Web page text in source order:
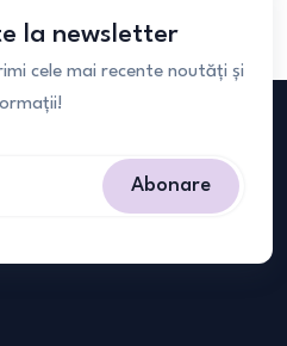
la newsletter
cele mai recente noutăți și
Abonare